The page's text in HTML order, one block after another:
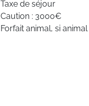
Taxe de séjour
Caution : 3000€
Forfait animal, si